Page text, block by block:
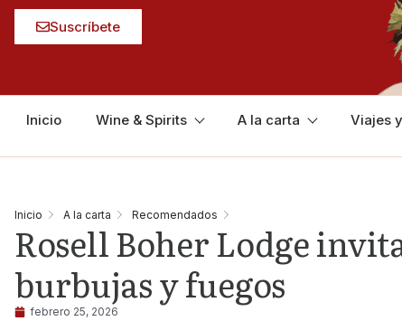
Suscríbete
Inicio Wine & Spirits A la carta Viajes
Inicio A la carta Recomendados
Rosell Boher Lodge
burbujas y fuegos
febrero 25, 2026